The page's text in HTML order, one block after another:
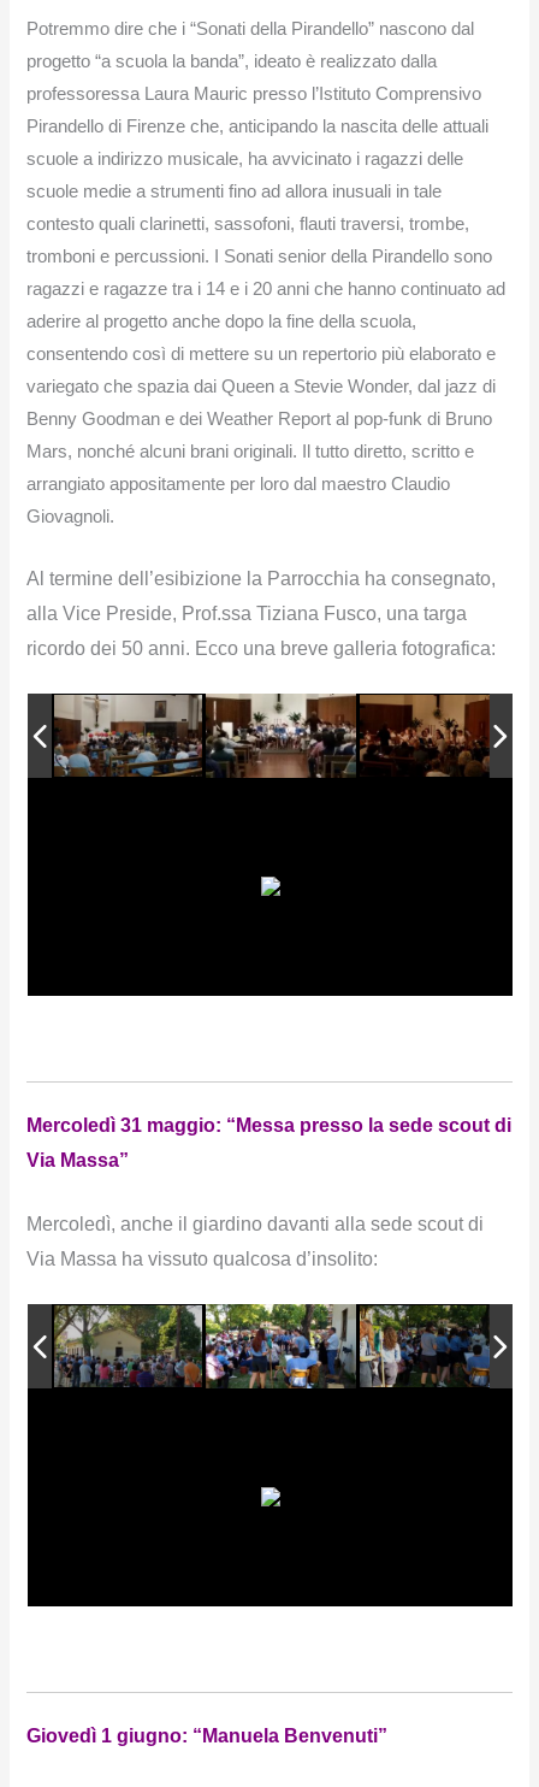
Potremmo dire che i “Sonati della Pirandello” nascono dal
progetto “a scuola la banda”, ideato è realizzato dalla
professoressa Laura Mauric presso l’Istituto Comprensivo
Pirandello di Firenze che, anticipando la nascita delle attuali
scuole a indirizzo musicale, ha avvicinato i ragazzi delle
scuole medie a strumenti fino ad allora inusuali in tale
contesto quali clarinetti, sassofoni, flauti traversi, trombe,
tromboni e percussioni. I Sonati senior della Pirandello sono
ragazzi e ragazze tra i 14 e i 20 anni che hanno continuato ad
aderire al progetto anche dopo la fine della scuola,
consentendo così di mettere su un repertorio più elaborato e
variegato che spazia dai Queen a Stevie Wonder, dal jazz di
Benny Goodman e dei Weather Report al pop-funk di Bruno
Mars, nonché alcuni brani originali. Il tutto diretto, scritto e
arrangiato appositamente per loro dal maestro Claudio
Giovagnoli.
Al termine dell’esibizione la Parrocchia ha consegnato,
alla Vice Preside, Prof.ssa Tiziana Fusco, una targa
ricordo dei 50 anni. Ecco una breve galleria fotografica:
Mercoledì 31 maggio: “Messa presso la sede scout di
Via Massa”
Mercoledì, anche il giardino davanti alla sede scout di
Via Massa ha vissuto qualcosa d’insolito:
Giovedì 1 giugno: “Manuela Benvenuti”